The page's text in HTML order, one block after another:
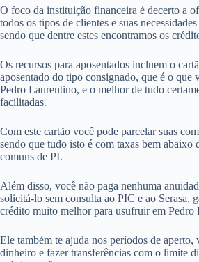
O foco da instituição financeira é decerto a
todos os tipos de clientes e suas
sendo que dentre estes encontramos os
Os recursos para aposentados incluem o
aposentado do tipo consignado, que é o que
Pedro Laurentino, e o melhor de tudo
facilitadas.
Com este cartão você pode parcelar suas
sendo que tudo isto é com taxas bem abaixo
comuns de PI.
Além disso, você não paga nenhuma
solicitá-lo sem consulta ao PIC e ao Serasa,
crédito muito melhor para usufruir em Pedro
Ele também te ajuda nos períodos de aperto,
dinheiro e fazer transferências com o limite